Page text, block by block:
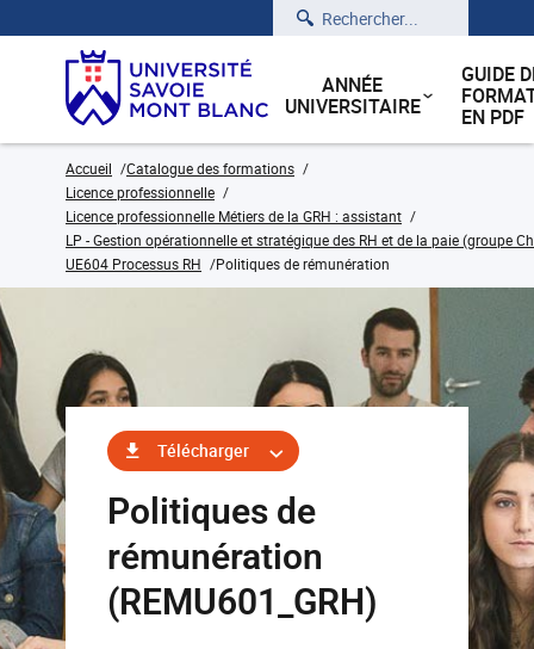
Rechercher
ANNÉE
UNIVERSITAIRE
GUIDE
EN PDF
Accueil
Catalogue des formations
Licence professionnelle
Licence professionnelle Métiers de la GRH : assistant
LP - Gestion opérationnelle et stratégique des RH et de la paie (groupe
UE604 Processus RH
Politiques de rémunération
Télécharger
Politiques de
rémunération
(REMU601_GRH)